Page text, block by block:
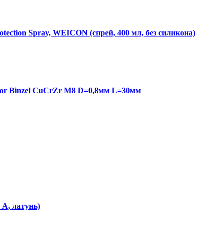
Spray, WEICON (спрей, 400 мл, без силикона)
Binzel CuCrZr М8 D=0,8мм L=30мм
А, латунь)